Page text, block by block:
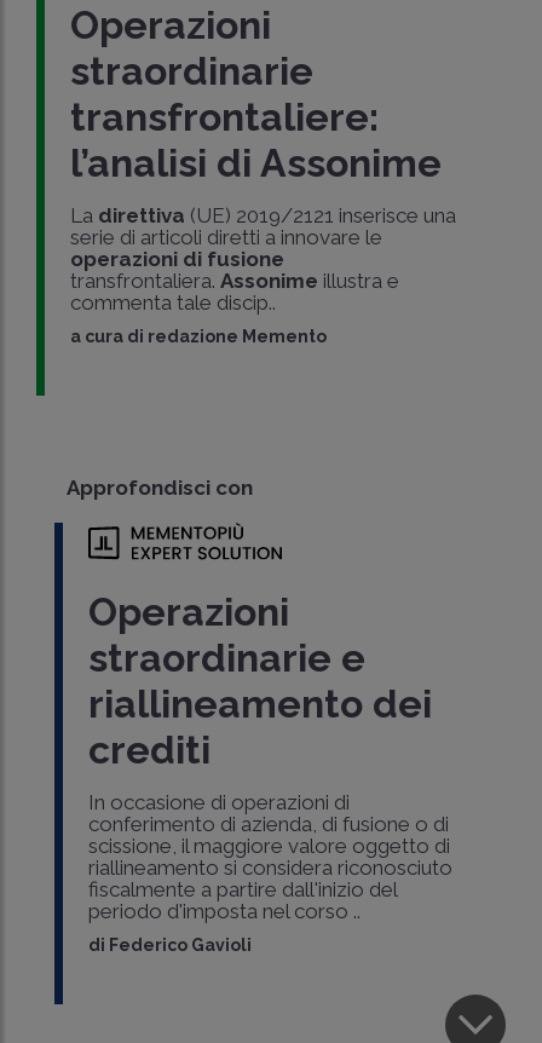
Operazioni
straordinarie
transfrontaliere:
l’analisi di Assonime
La direttiva (UE) 2019/2121 inserisce una
serie di articoli diretti a innovare le
operazioni di fusione
transfrontaliera.Assonime illustra e
commenta tale discip..
a cura di redazione Memento
Approfondisci con
Operazioni
straordinarie e
riallineamento dei
crediti
In occasione di operazioni di
conferimento di azienda, di fusione o di
scissione, il maggiore valore oggetto di
riallineamento si considera riconosciuto
fiscalmente a partire dall'inizio del
periodo d'imposta nel corso ..
di Federico Gavioli